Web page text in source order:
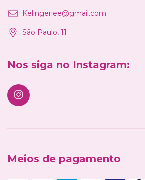
Kelingeriee@gmail.com
São Paulo, 11
Nos siga no Instagram:
Meios de pagamento